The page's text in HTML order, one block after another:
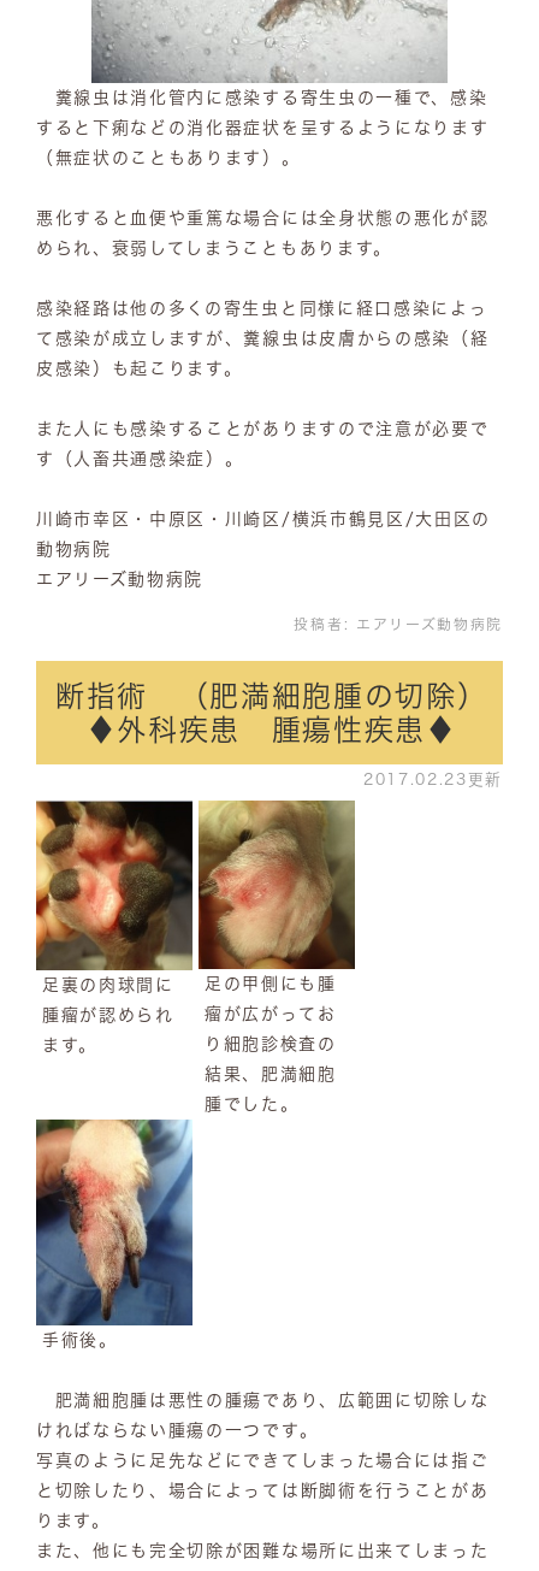
糞線虫は消化管内に感染する寄生虫の一種で、感染
すると下痢などの消化器症状を呈するようになります
（無症状のこともあります）。
悪化すると血便や重篤な場合には全身状態の悪化が認
められ、衰弱してしまうこともあります。
感染経路は他の多くの寄生虫と同様に経口感染によっ
て感染が成立しますが、糞線虫は皮膚からの感染（経
皮感染）も起こります。
また人にも感染することがありますので注意が必要で
す（人畜共通感染症）。
川崎市幸区・中原区・川崎区/横浜市鶴見区/大田区の
動物病院
エアリーズ動物病院
投稿者: エアリーズ動物病院
断指術 （肥満細胞腫の切除）
♦外科疾患 腫瘍性疾患♦
2017.02.23更新
足裏の肉球間に
腫瘤が認められ
ます。
足の甲側にも腫
瘤が広がってお
り細胞診検査の
結果、肥満細胞
腫でした。
手術後。
肥満細胞腫は悪性の腫瘍であり、広範囲に切除しな
ければならない腫瘍の一つです。
写真のように足先などにできてしまった場合には指ご
と切除したり、場合によっては断脚術を行うことがあ
ります。
また、他にも完全切除が困難な場所に出来てしまった